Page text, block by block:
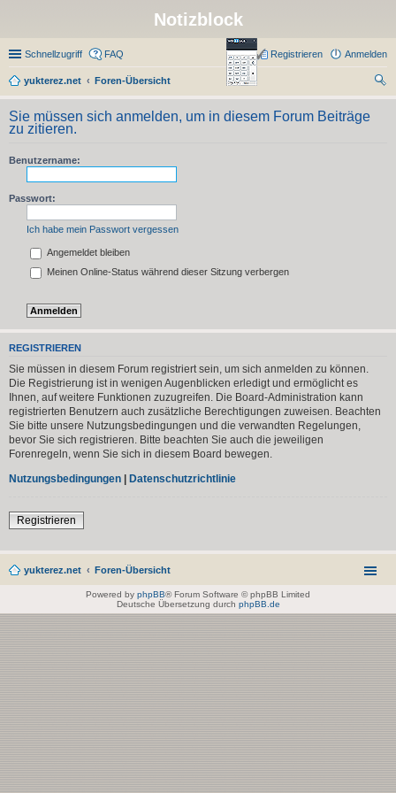
Notizblock
Schnellzugriff FAQ Anmelden
Registrieren
yukterez.net
Foren-Übersicht
uc
Sie müssen sich anmelden, um in diesem Forum Beiträge
zu zitieren.
Benutzername:
Passwort:
Ich habe mein Passwort vergessen
Angemeldet bleiben
Meinen Online-Status während dieser Sitzung verbergen
REGISTRIEREN
Sie müssen in diesem Forum registriert sein, um sich anmelden zu können.
Die Registrierung ist in wenigen Augenblicken erledigt und ermöglicht es
Ihnen, auf weitere Funktionen zuzugreifen. Die Board-Administration kann
registrierten Benutzern auch zusätzliche Berechtigungen zuweisen. Beachten
Sie bitte unsere Nutzungsbedingungen und die verwandten Regelungen,
bevor Sie sich registrieren. Bitte beachten Sie auch die jeweiligen
Forenregeln, wenn Sie sich in diesem Board bewegen.
Nutzungsbedingungen | Datenschutzrichtlinie
Registrieren
yukterez.net Foren-Übersicht
Powered by phpBB® Forum Software © phpBB Limited
Deutsche Übersetzung durch phpBB.de